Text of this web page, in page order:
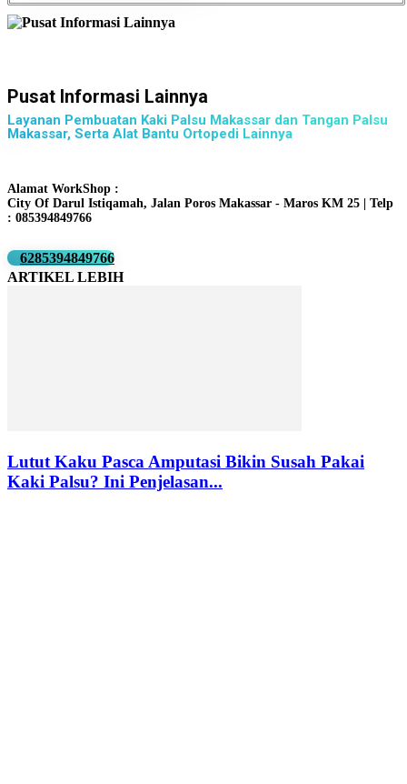
Pusat Informasi Lainnya
Layanan Pembuatan Kaki Palsu Makassar dan Tangan Palsu
Makassar, Serta Alat Bantu Ortopedi Lainnya
Alamat WorkShop :
City Of Darul Istiqamah, Jalan Poros Makassar - Maros KM 25 | Telp
: 085394849766
6285394849766
ARTIKEL LEBIH
Lutut Kaku Pasca Amputasi Bikin Susah Pakai
Kaki Palsu? Ini Penjelasan...